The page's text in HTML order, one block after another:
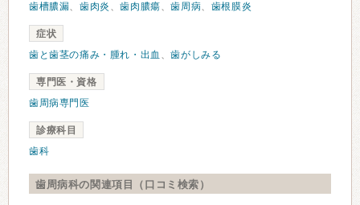
歯槽膿漏、歯肉炎 、歯肉膿瘍、歯周病、 歯根膜炎
症状
歯と歯茎の痛み・腫れ・出血 、歯がしみる
専門医・資格
歯周病専門医
診療科目
歯科
歯周病科の関連項目（口コミ検索）